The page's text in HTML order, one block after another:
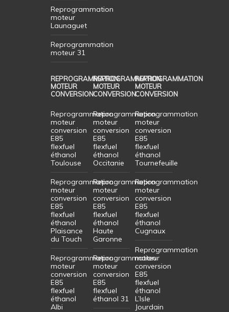
Reprogrammation
moteur
Launaguet
Reprogrammation
moteur 31
REPROGRAMMATION
MOTEUR
CONVERSION
Reprogrammation
moteur
conversion
E85
flexfuel
éthanol
Toulouse
Reprogrammation
moteur
conversion
E85
flexfuel
éthanol
Plaisance
du Touch
Reprogrammation
moteur
conversion
E85
flexfuel
éthanol
Albi
REPROGRAMMATION
MOTEUR
CONVERSION
Reprogrammation
moteur
conversion
E85
flexfuel
éthanol
Occitanie
Reprogrammation
moteur
conversion
E85
flexfuel
éthanol
Haute
Garonne
Reprogrammation
moteur
conversion
E85
flexfuel
éthanol 31
REPROGRAMMATION
MOTEUR
CONVERSION
Reprogrammation
moteur
conversion
E85
flexfuel
éthanol
Tournefeuille
Reprogrammation
moteur
conversion
E85
flexfuel
éthanol
Cugnaux
Reprogrammation
moteur
conversion
E85
flexfuel
éthanol
L’Isle
Jourdain